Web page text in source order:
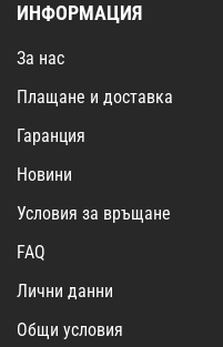
ИНФОРМАЦИЯ
За нас
Плащане и доставка
Гаранция
Новини
Условия за връщане
FAQ
Лични данни
Общи условия